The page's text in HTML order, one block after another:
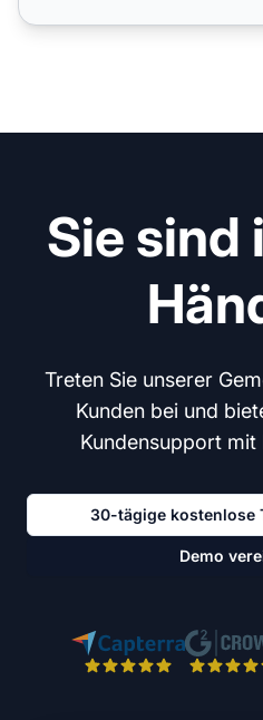
Sie sind
Treten Sie unserer
Kunden bei und
Kundensupport mit
30-tägige kostenlose
Demo